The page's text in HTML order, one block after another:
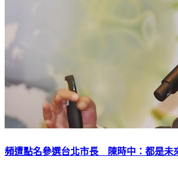
頻遭點名參選台北市長 陳時中：都是未